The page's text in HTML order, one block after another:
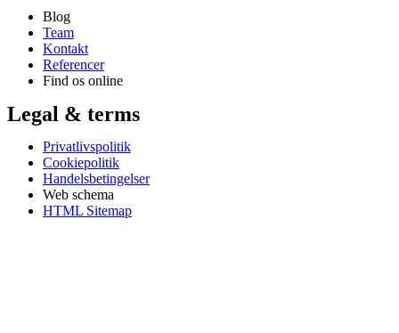
Blog
Team
Kontakt
Referencer
Find os online
Legal & terms
Privatlivspolitik
Cookiepolitik
Handelsbetingelser
Web schema
HTML Sitemap